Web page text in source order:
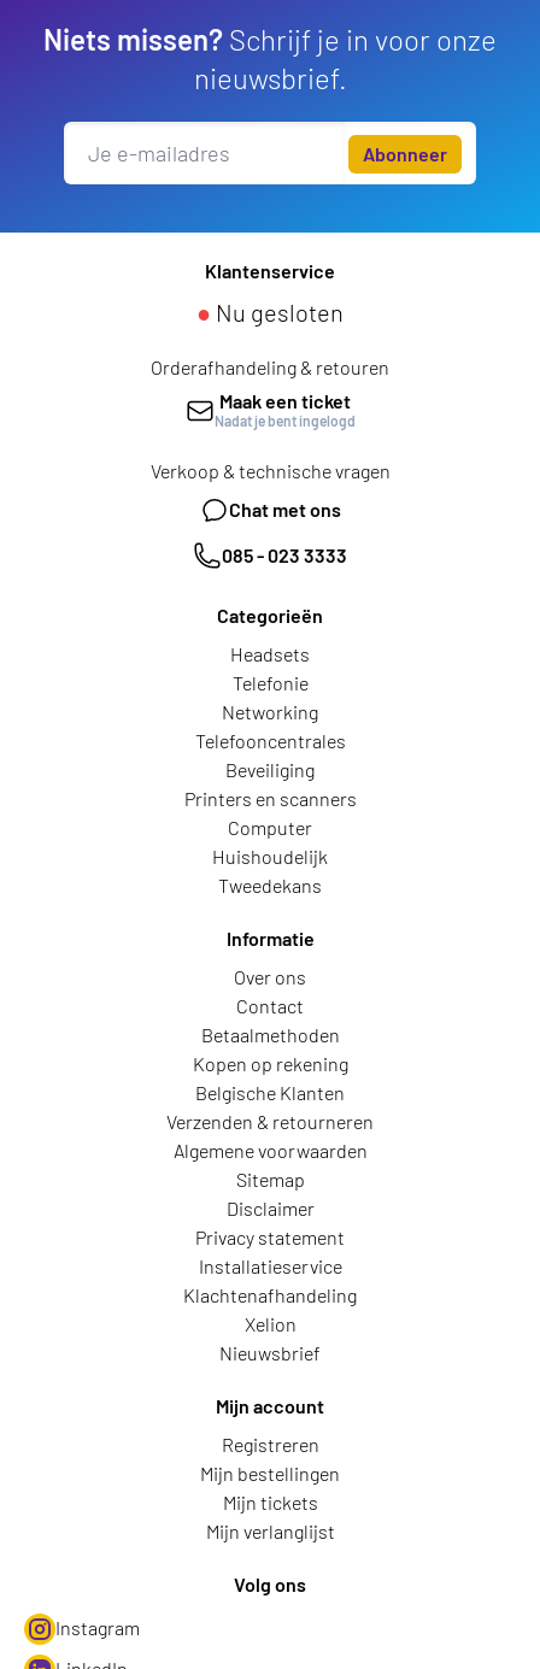
Niets missen? Schrijf je in voor onze
nieuwsbrief.
Abonneer
Klantenservice
● Nu gesloten
Orderafhandeling & retouren
Maak een ticket
Nadat je bent ingelogd
Verkoop & technische vragen
Chat met ons
085 - 023 3333
Categorieën
Headsets
Telefonie
Networking
Telefooncentrales
Beveiliging
Printers en scanners
Computer
Huishoudelijk
Tweedekans
Informatie
Over ons
Contact
Betaalmethoden
Kopen op rekening
Belgische Klanten
Verzenden & retourneren
Algemene voorwaarden
Sitemap
Disclaimer
Privacy statement
Installatieservice
Klachtenafhandeling
Xelion
Nieuwsbrief
Mijn account
Registreren
Mijn bestellingen
Mijn tickets
Mijn verlanglijst
Volg ons
Instagram